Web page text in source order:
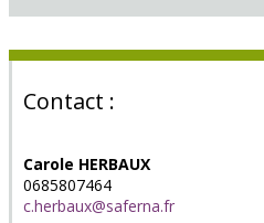
Contact :
Carole HERBAUX
0685807464
c.herbaux@saferna.fr